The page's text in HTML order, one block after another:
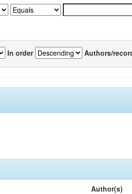
In order Authors/
Author(s)